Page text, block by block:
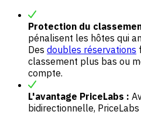
Protection du
pénalisent les hôtes qui
Des doubles réservations
classement plus bas ou
compte.
L'avantage PriceLabs :
bidirectionnelle,